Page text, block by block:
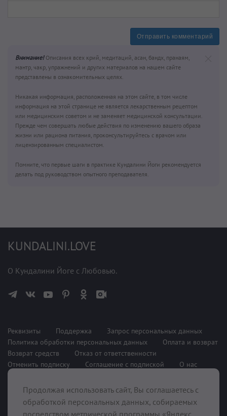
Отправить комментарий
Внимание!Описания всех крий, медитаций, асан, бандх, пранаям,
мантр, чакр, упражнений и других материалов на нашем сайте
представлены в ознакомительных целях.
Никакая информация, расположенная на этом сайте, в том числе
информация на этой странице не является лекарственным рецептом
или медицинским советом и не заменяет медицинской консультации.
Прежде чем совершать любые действия по изменению вашего образа
жизни или рациона питания, проконсультируйтесь с врачом или
лицензированным специалистом.
Помните, что первые шаги в практике Кундалини Йоги рекомендуется
делать под руководством опытного преподавателя.
KUNDALINI.LOVE
О Кундалини Йоге с Любовью.
Реквизиты Поддержка
Запрос персональных данных
Политика обработки персональных данных
Оплата и возврат
Возврат средств
Отказ от ответственности
Отменить подписку
Соглашение с подпиской О нас
При поддержке
Продолжая использовать сайт, Вы соглашаетесь с
обработкой персональных данных, собираемых
посредством метрической программы «Яндекс